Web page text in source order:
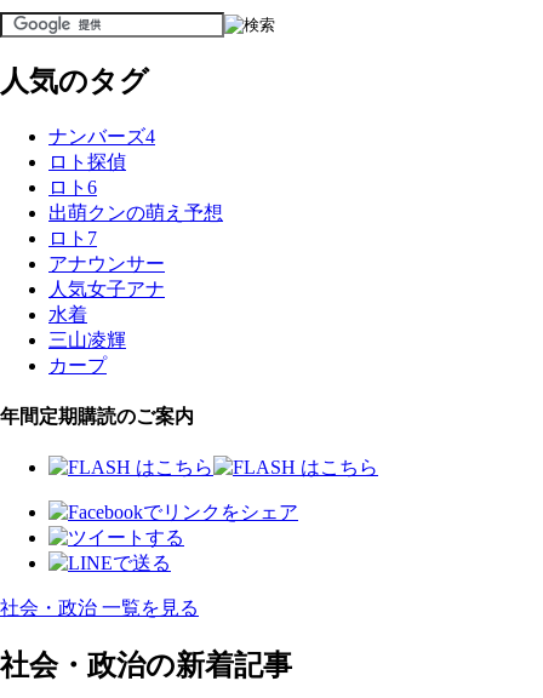
人気のタグ
ナンバーズ4
ロト探偵
ロト6
出萌クンの萌え予想
ロト7
アナウンサー
人気女子アナ
水着
三山凌輝
カープ
年間定期購読のご案内
社会・政治 一覧を見る
社会・政治の新着記事